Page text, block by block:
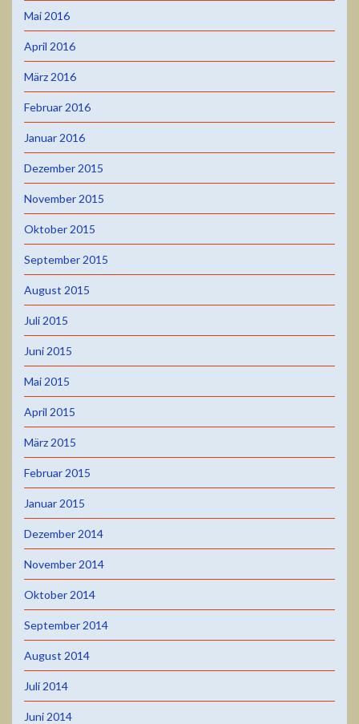
Mai 2016
April 2016
März 2016
Februar 2016
Januar 2016
Dezember 2015
November 2015
Oktober 2015
September 2015
August 2015
Juli 2015
Juni 2015
Mai 2015
April 2015
März 2015
Februar 2015
Januar 2015
Dezember 2014
November 2014
Oktober 2014
September 2014
August 2014
Juli 2014
Juni 2014